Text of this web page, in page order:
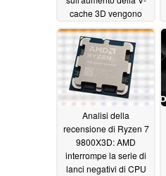
cache 3D vengono
smentite da una nuova
fuga di notizie11/25/2024
Analisi della
recensione di Ryzen 7
9800X3D: AMD
interrompe la serie di
lanci negativi di CPU